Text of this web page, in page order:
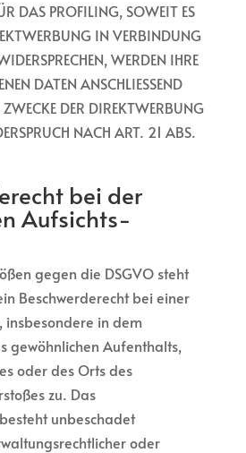
DAS PROFILING, SOWEIT ES
IN VERBINDUNG
WERDEN IHRE
DATEN ANSCHLIESSEND
DER DIREKTWERBUNG
NACH ART. 21 ABS.
bei der
Aufsichts­
gegen die DSGVO steht
Beschwerderecht bei einer
insbesondere in dem
gewöhnlichen Aufenthalts,
oder des Orts des
zu. Das
unbeschadet
oder